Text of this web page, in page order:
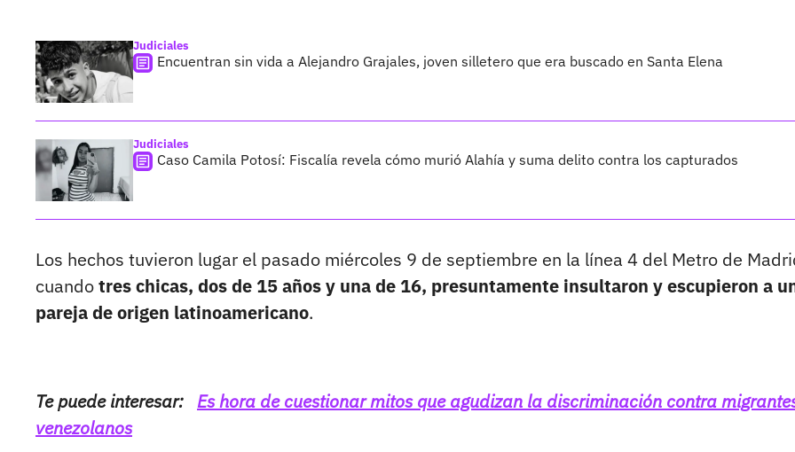
Judiciales
Encuentran sin vida a Alejandro Grajales, joven silletero que era buscado en Santa Elena
Judiciales
Caso Camila Potosí: Fiscalía revela cómo murió Alahía y suma delito contra los capturados
Los hechos tuvieron lugar el pasado miércoles 9 de septiembre en la línea 4 del Metro de
cuandotres chicas, dos de 15 años y una de 16, presuntamente insultaron y escupieron a
pareja de origen latinoamericano.
Te puede interesar: Es hora de cuestionar mitos que agudizan la discriminación contra
venezolanos